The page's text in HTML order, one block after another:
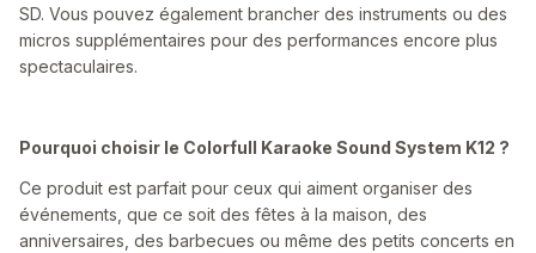
SD. Vous pouvez également brancher des instruments ou des
micros supplémentaires pour des performances encore plus
spectaculaires.
Pourquoi choisir le Colorfull Karaoke Sound System K12 ?
Ce produit est parfait pour ceux qui aiment organiser des
événements, que ce soit des fêtes à la maison, des
anniversaires, des barbecues ou même des petits concerts en